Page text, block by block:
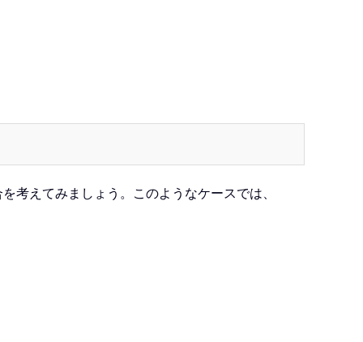
考えてみましょう。このようなケースでは、